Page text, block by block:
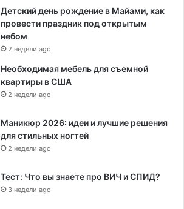
Детский день рождение в Майами, как
провести праздник под открытым
небом
2 недели ago
Необходимая мебель для съемной
квартиры в США
2 недели ago
Маникюр 2026: идеи и лучшие решения
для стильных ногтей
2 недели ago
Тест: Что вы знаете про ВИЧ и СПИД?
3 недели ago